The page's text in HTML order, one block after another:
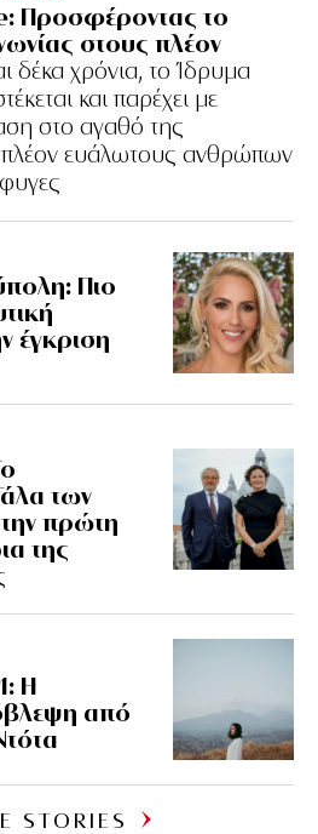
Προσφέροντας το
στους πλέον
δέκα χρόνια, το Ίδρυμα
και παρέχει με
στο αγαθό της
πλέον ευάλωτους ανθρώπων
Πιο
έγκριση
των
την πρώτη
της
Η
από
STORIES